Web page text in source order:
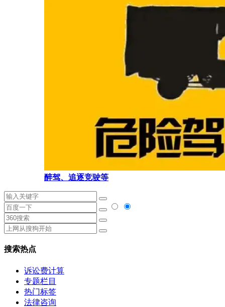
醉驾、追逐竞驶等
搜索热点
诉讼费计算
专题栏目
热门标签
法律咨询